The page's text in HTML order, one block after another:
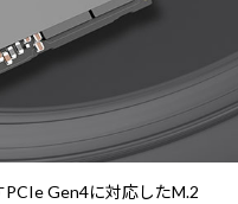
Gen4に対応したM.2